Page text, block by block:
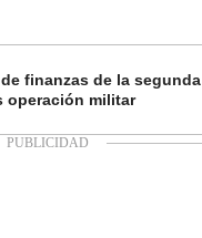
finanzas de la segunda
operación militar